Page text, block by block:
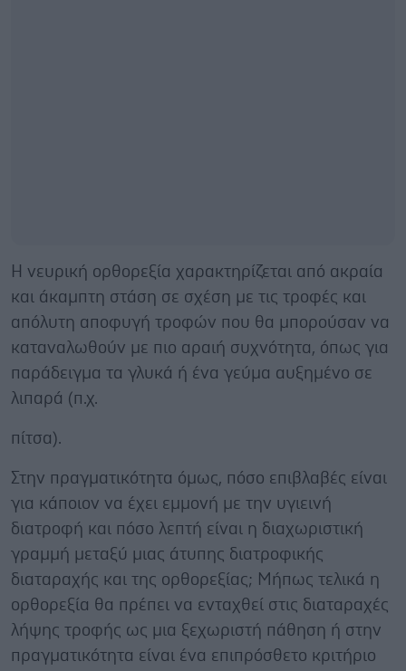
Η νευρική ορθορεξία χαρακτηρίζεται από ακραία
και άκαμπτη στάση σε σχέση με τις τροφές και
απόλυτη αποφυγή τροφών που θα μπορούσαν να
καταναλωθούν με πιο αραιή συχνότητα, όπως για
παράδειγμα τα γλυκά ή ένα γεύμα αυξημένο σε
λιπαρά (π.χ.
πίτσα).
Στην πραγματικότητα όμως, πόσο επιβλαβές είναι
για κάποιον να έχει εμμονή με την υγιεινή
διατροφή και πόσο λεπτή είναι η διαχωριστική
γραμμή μεταξύ μιας άτυπης διατροφικής
διαταραχής και της ορθορεξίας; Μήπως τελικά η
ορθορεξία θα πρέπει να ενταχθεί στις διαταραχές
λήψης τροφής ως μια ξεχωριστή πάθηση ή στην
πραγματικότητα είναι ένα επιπρόσθετο κριτήριο